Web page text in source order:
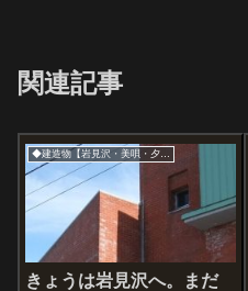
関連記事
◆建造物【岩見沢・美唄・夕張市】
きょうは岩見沢へ。まだ